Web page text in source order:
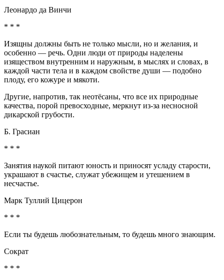
Леонардо да Винчи
* * *
Изящны должны быть не только мысли, но и желания, и
особенно — речь. Одни люди от природы наделены
изяществом внутренним и наружным, в мыслях и словах, в
каждой части тела и в каждом свойстве души — подобно
плоду, его кожуре и мякоти.
Другие, напротив, так неотёсаны, что все их природные
качества, порой превосходные, меркнут из-за несносной
дикарской грубости.
Б. Грасиан
* * *
Занятия наукой питают юность и приносят усладу старости,
украшают в счастье, служат убежищем и утешением в
несчастье.
Марк Туллий Цицерон
* * *
Если ты будешь любознательным, то будешь много знающим.
Сократ
* * *